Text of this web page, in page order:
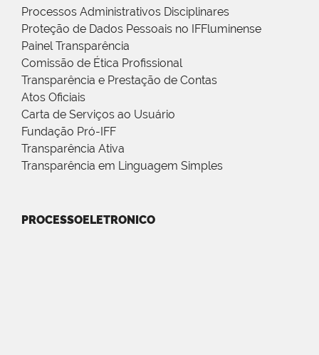
Processos Administrativos Disciplinares
Proteção de Dados Pessoais no IFFluminense
Painel Transparência
Comissão de Ética Profissional
Transparência e Prestação de Contas
Atos Oficiais
Carta de Serviços ao Usuário
Fundação Pró-IFF
Transparência Ativa
Transparência em Linguagem Simples
PROCESSOELETRONICO